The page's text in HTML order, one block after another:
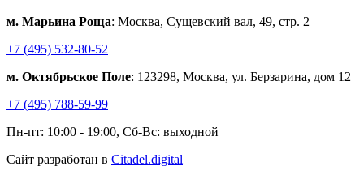
м. Марьина Роща: Москва, Сущевский вал, 49, стр. 2
+7 (495) 532-80-52
м. Октябрьское Поле: 123298, Москва, ул. Берзарина, дом 12
+7 (495) 788-59-99
Пн-пт: 10:00 - 19:00, Сб-Вс: выходной
Сайт разработан в Citadel.digital